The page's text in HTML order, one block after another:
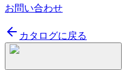
お問い合わせ
カタログに戻る